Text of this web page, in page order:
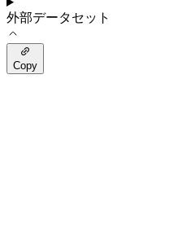
外部データセット
Copy